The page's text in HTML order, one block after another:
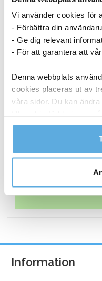
Vi använder cookies för
- Förbättra din
- Ge dig relevant
- För att garantera att
Denna webbplats
cookies placeras ut av
våra sidor. Du kan
Läs mer i vår
kontaktar oss och på
Lamineringsficka
AO
Matt
2x125mic
mängd
Information